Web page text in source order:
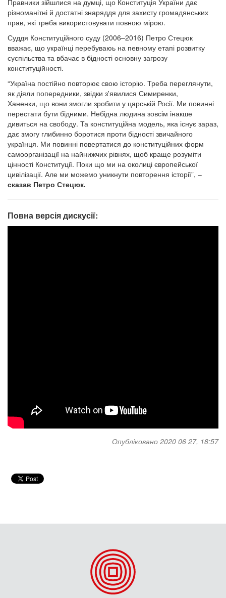
Правники зійшлися на думці, що Конституція України дає
різноманітні й достатні знаряддя для захисту громадянських
прав, які треба використовувати повною мірою.
Суддя Конституційного суду (2006–2016) Петро Стецюк
вважає, що українці перебуваюь на певному етапі розвитку
суспільства та вбачає в бідності основну загрозу
конституційності.
“Україна постійно повторює свою історію. Треба переглянути,
як діяли попередники, звідки з'явилися Симиренки,
Ханенки, що вони змогли зробити у царській Росії. Ми повинні
перестати бути бідними. Небідна людина зовсім інакше
дивиться на свободу. Та конституційна модель, яка існує зараз,
дає змогу глибинно боротися проти бідності звичайного
українця. Ми повинні повертатися до конституційних форм
самоорганізації на найнижчих рівнях, щоб краще розуміти
цінності Конституції. Поки що ми на околиці європейської
цивілізації. Але ми можемо уникнути повторення історії”, –
сказав Петро Стецюк.
Повна версія дискусії:
Опубліковано 2020 06 27, 18:57